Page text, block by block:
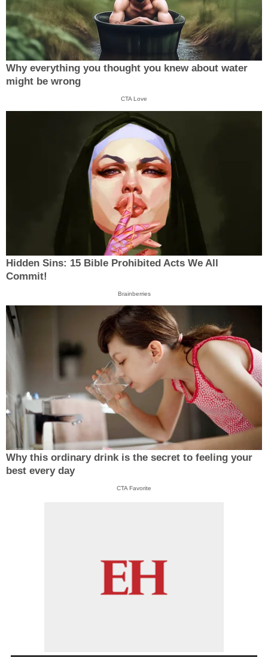
Why everything you thought you knew about water
might be wrong
CTA Love
Hidden Sins: 15 Bible Prohibited Acts We All
Commit!
Brainberries
Why this ordinary drink is the secret to feeling your
best every day
CTA Favorite